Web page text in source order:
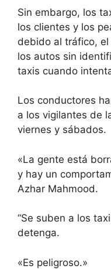
Sin embargo, los
los clientes y los
debido al tráfico,
los autos sin
taxis cuando
Los conductores
a los vigilantes de
viernes y sábados.
«La gente está
y hay un
Azhar Mahmood.
“Se suben a los
detenga.
«Es peligroso.»